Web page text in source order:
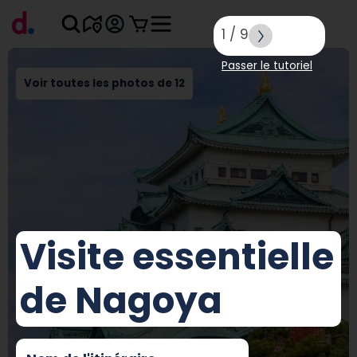
Voir toutes les photos de 12
Visite essentielle
de Nagoya
1 / 9
Passer le tutoriel